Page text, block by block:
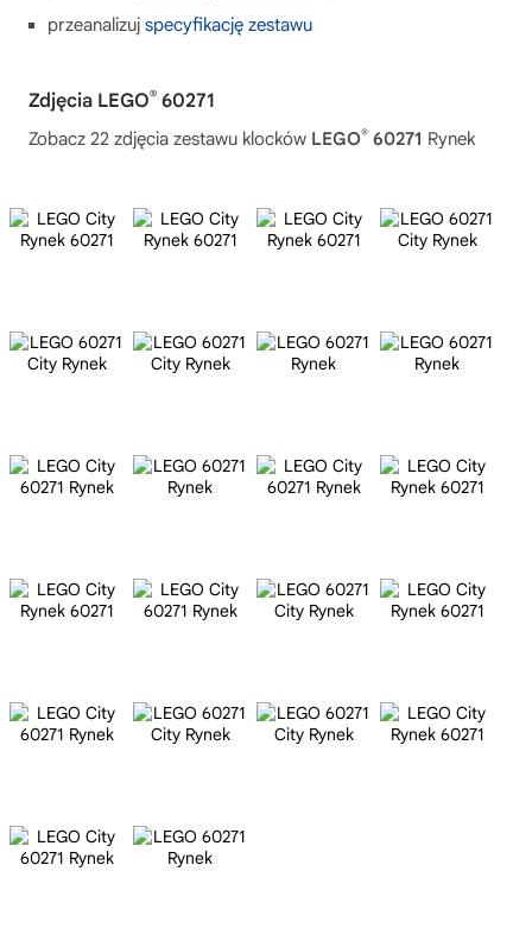
przeanalizuj specyfikację zestawu
Zdjęcia LEGO® 60271
Zobacz 22 zdjęcia zestawu klocków LEGO® 60271 Rynek